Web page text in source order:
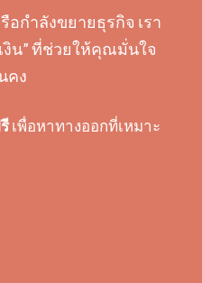
กำลังขยายธุรกิจ เรา
งิน” ที่ช่วยให้คุณมั่นใจ
คง
เพื่อหาทางออกที่เหมาะ